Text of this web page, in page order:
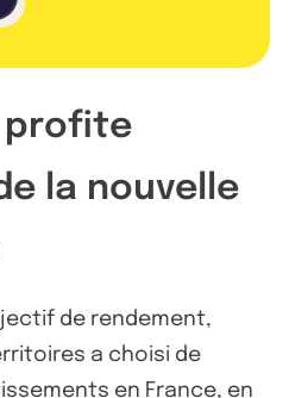
profite
la nouvelle
de rendement,
a choisi de
en France, en